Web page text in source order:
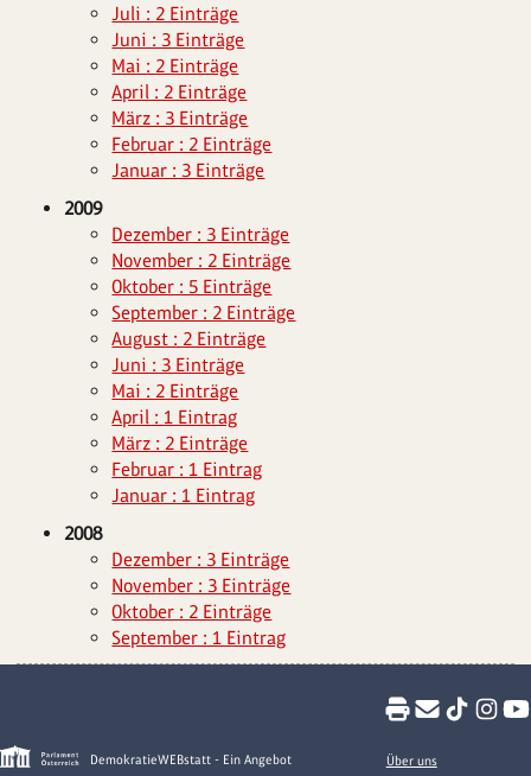
Juli : 2 Einträge
Juni : 3 Einträge
Mai : 2 Einträge
April : 2 Einträge
März : 3 Einträge
Februar : 2 Einträge
Januar : 3 Einträge
2009
Dezember : 3 Einträge
November : 2 Einträge
Oktober : 5 Einträge
September : 2 Einträge
August : 2 Einträge
Juni : 3 Einträge
Mai : 2 Einträge
April : 1 Eintrag
März : 2 Einträge
Februar : 1 Eintrag
Januar : 1 Eintrag
2008
Dezember : 3 Einträge
November : 3 Einträge
Oktober : 2 Einträge
September : 1 Eintrag
DemokratieWEBstatt - Ein Angebot Über uns